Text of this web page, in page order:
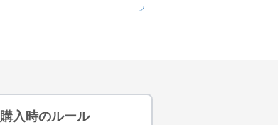
購入時のルール